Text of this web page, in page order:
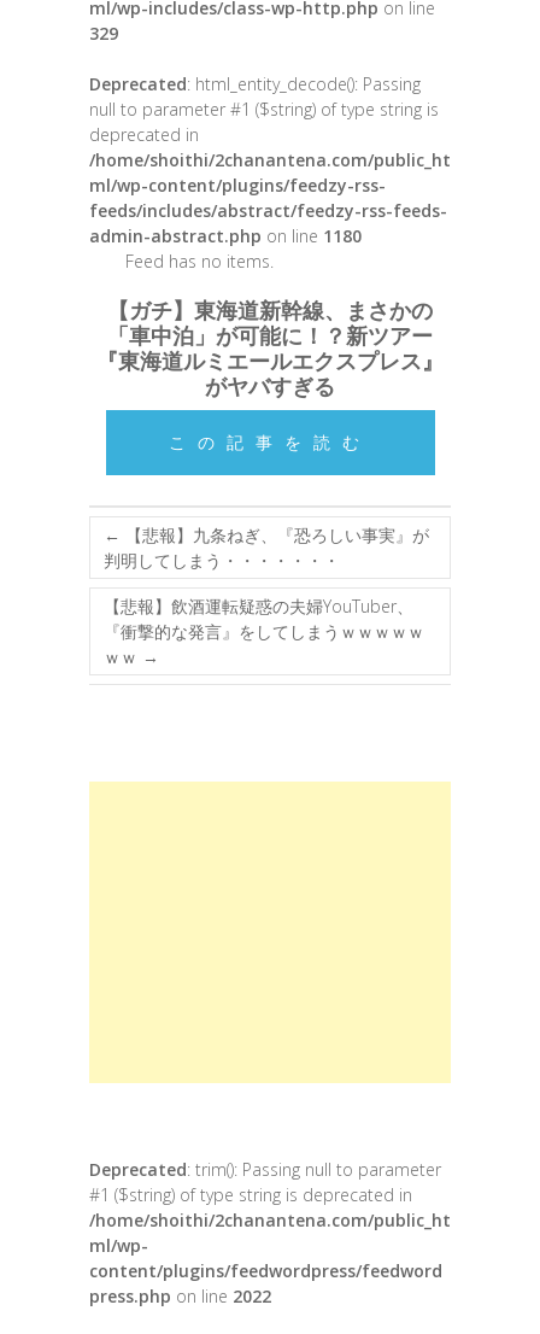
ml/wp-includes/class-wp-http.php on line
329
Deprecated: html_entity_decode(): Passing
null to parameter #1 ($string) of type string is
deprecated in
/home/shoithi/2chanantena.com/public_ht
ml/wp-content/plugins/feedzy-rss-
feeds/includes/abstract/feedzy-rss-feeds-
admin-abstract.php on line 1180
Feed has no items.
【ガチ】東海道新幹線、まさかの
「車中泊」が可能に！？新ツアー
『東海道ルミエールエクスプレス』
がヤバすぎる
この記事を読む
←
【悲報】九条ねぎ、『恐ろしい事実』が
判明してしまう・・・・・・・
【悲報】飲酒運転疑惑の夫婦YouTuber、
『衝撃的な発言』をしてしまうｗｗｗｗｗ
ｗｗ →
Deprecated: trim(): Passing null to parameter
#1 ($string) of type string is deprecated in
/home/shoithi/2chanantena.com/public_ht
ml/wp-
content/plugins/feedwordpress/feedword
press.php on line 2022